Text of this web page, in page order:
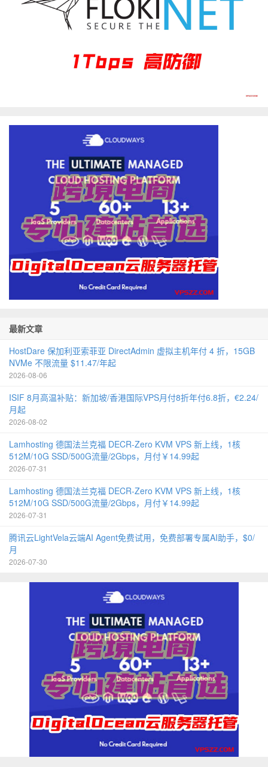
最新文章
HostDare 保加利亚索菲亚 DirectAdmin 虚拟主机年付 4 折，15GB
NVMe 不限流量 $11.47/年起
2026-08-06
ISIF 8月高温补贴：新加坡/香港国际VPS月付8折年付6.8折，€2.24/
月起
2026-08-02
Lamhosting 德国法兰克福 DECR-Zero KVM VPS 新上线，1核
512M/10G SSD/500G流量/2Gbps，月付￥14.99起
2026-07-31
Lamhosting 德国法兰克福 DECR-Zero KVM VPS 新上线，1核
512M/10G SSD/500G流量/2Gbps，月付￥14.99起
2026-07-31
腾讯云LightVela云端AI Agent免费试用，免费部署专属AI助手，$0/
月
2026-07-30